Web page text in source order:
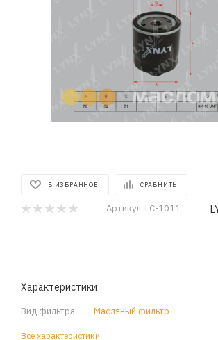
В ИЗБРАННОЕ СРАВНИТЬ
Артикул: LC-1011
Характеристики
Вид фильтра — Масляный фильтр
Все характеристики